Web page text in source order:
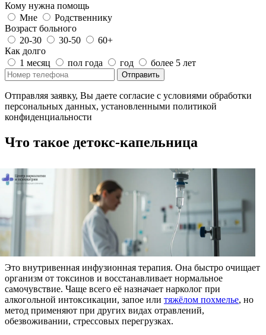
Кому нужна помощь
Мне
Родственнику
Возраст больного
20-30
30-50
60+
Как долго
1 месяц
пол года год более 5 лет
Отправить
Отправляя заявку, Вы даете согласие с условиями обработки
персональных данных, установленными политикой
конфиденциальности
Что такое детокс-капельница
Это внутривенная инфузионная терапия. Она быстро очищает
организм от токсинов и восстанавливает нормальное
самочувствие. Чаще всего её назначает нарколог при
алкогольной интоксикации, запое или тяжёлом похмелье, но
метод применяют при других видах отравлений,
обезвоживании, стрессовых перегрузках.